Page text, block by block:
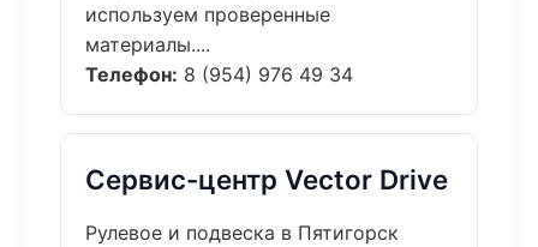
используем проверенные
материалы....
Телефон: 8 (954) 976 49 34
Сервис-центр Vector Drive
Рулевое и подвеска в Пятигорск